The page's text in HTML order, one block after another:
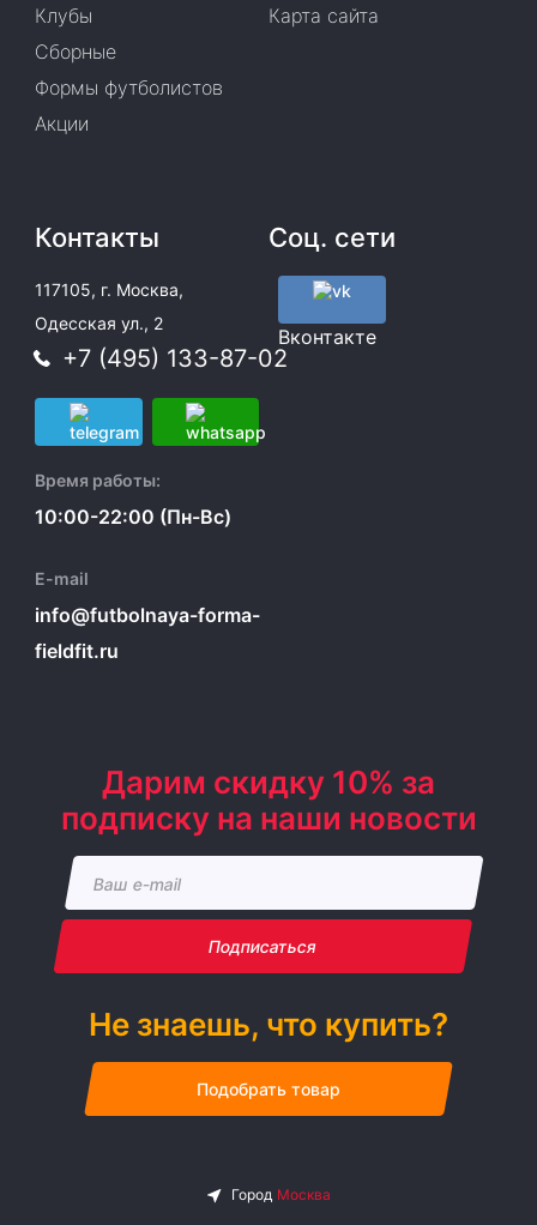
Клубы
Сборные
Формы футболистов
Акции
Карта сайта
Контакты
117105, г. Москва,
Одесская ул., 2
+7 (495) 133-87-02
Время работы:
10:00-22:00 (Пн-Вс)
E-mail
info@futbolnaya-forma-
fieldfit.ru
Соц. сети
Вконтакте
Дарим скидку 10% за
подписку на наши новости
Подписаться
Не знаешь, что купить?
Подобрать товар